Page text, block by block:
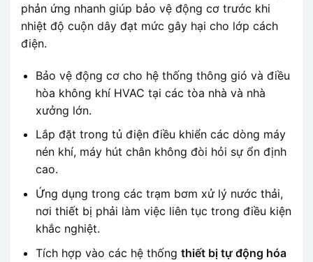
phản ứng nhanh giúp bảo vệ động cơ trước khi
nhiệt độ cuộn dây đạt mức gây hại cho lớp cách
điện.
Bảo vệ động cơ cho hệ thống thông gió và điều
hòa không khí HVAC tại các tòa nhà và nhà
xưởng lớn.
Lắp đặt trong tủ điện điều khiển các dòng máy
nén khí, máy hút chân không đòi hỏi sự ổn định
cao.
Ứng dụng trong các trạm bơm xử lý nước thải,
nơi thiết bị phải làm việc liên tục trong điều kiện
khắc nghiệt.
Tích hợp vào các hệ thống thiết bị tự động hóa